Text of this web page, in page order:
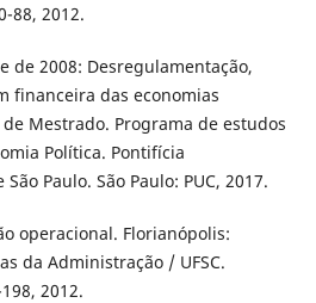
88, 2012.
de 2008: Desregulamentação,
financeira das economias
Mestrado. Programa de estudos
Política. Pontifícia
Paulo. São Paulo: PUC, 2017.
operacional. Florianópolis:
da Administração / UFSC.
2012.